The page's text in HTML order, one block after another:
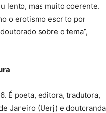
lento, mas muito coerente.
o erotismo escrito por
sobre o tema”,
É poeta, editora, tradutora,
Janeiro (Uerj) e doutoranda